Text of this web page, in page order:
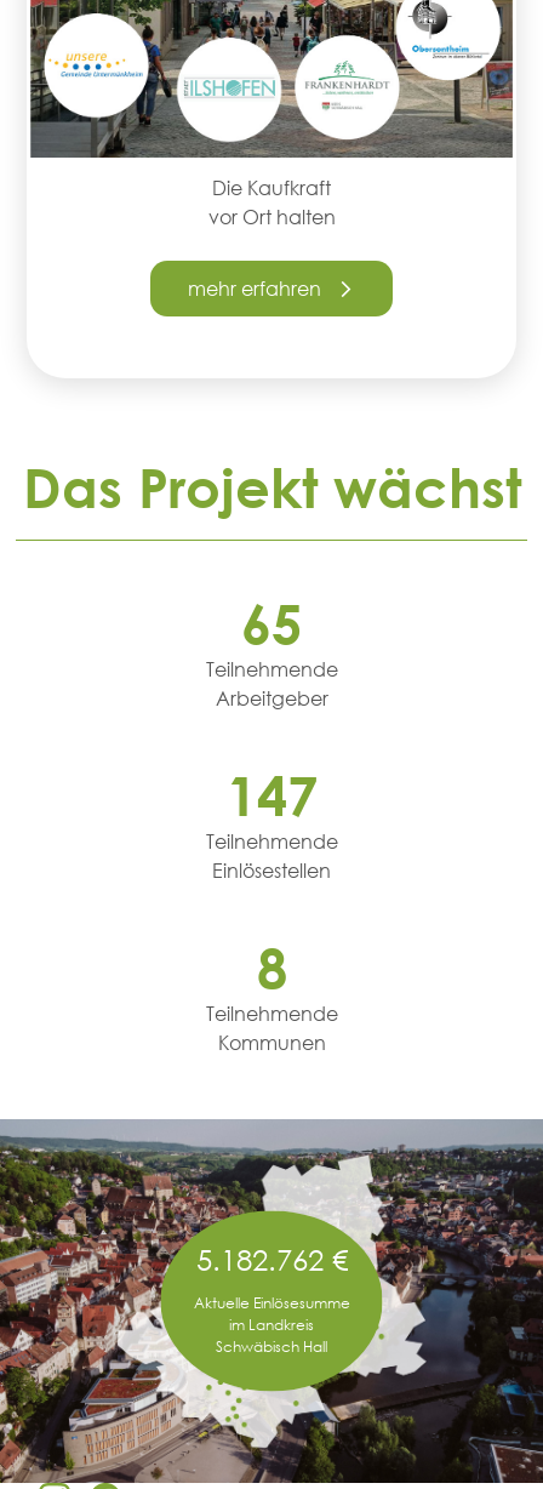
Die Kaufkraft
vor Ort halten
mehr erfahren
Das Projekt wächst
65
Teilnehmende
Arbeitgeber
147
Teilnehmende
Einlösestellen
8
Teilnehmende
Kommunen
5.182.762 €
Aktuelle Einlösesumme
im Landkreis
Schwäbisch Hall